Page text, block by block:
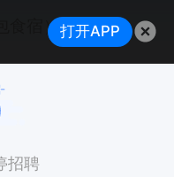
食宿）
招聘
打开APP